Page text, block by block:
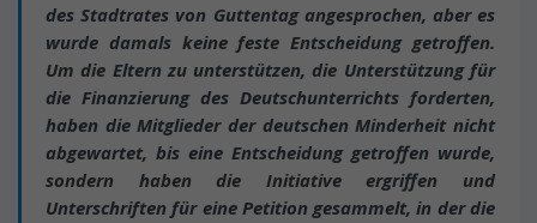
des Stadtrates von Guttentag angesprochen, aber es
wurde damals keine feste Entscheidung getroffen.
Um die Eltern zu unterstützen, die Unterstützung für
die Finanzierung des Deutschunterrichts forderten,
haben die Mitglieder der deutschen Minderheit nicht
abgewartet, bis eine Entscheidung getroffen wurde,
sondern haben die Initiative ergriffen und
Unterschriften für eine Petition gesammelt, in der die